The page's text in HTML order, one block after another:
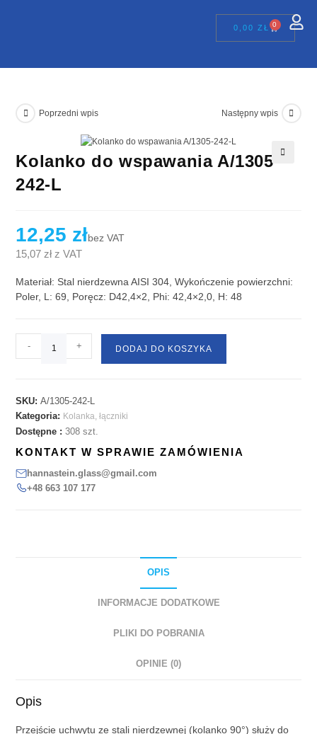
0,00 ZŁ 0
Poprzedni wpis Następny wpis
Kolanko do wspawania A/1305-
242-L
12,25 złbez VAT
15,07 złz VAT
Materiał: Stal nierdzewna AISI 304, Wykończenie powierzchni:
Poler, L: 69, Poręcz: D42,4×2, Phi: 42,4×2,0, H: 48
- + DODAJ DO KOSZYKA
SKU:A/1305-242-L
Kategoria: Kolanka, łączniki
Dostępne :308 szt.
KONTAKT W SPRAWIE ZAMÓWIENIA
hannastein.glass@gmail.com
+48 663 107 177
OPIS
INFORMACJE DODATKOWE
PLIKI DO POBRANIA
OPINIE (0)
Opis
Przejście uchwytu ze stali nierdzewnej (kolanko 90°) służy do